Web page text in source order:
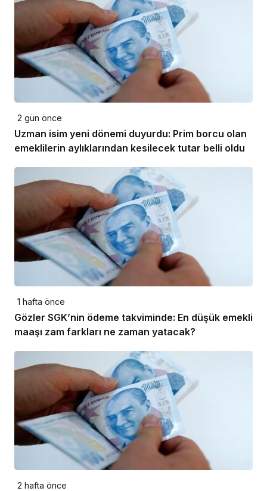
2 gün önce
Uzman isim yeni dönemi duyurdu: Prim borcu olan
emeklilerin aylıklarından kesilecek tutar belli oldu
1 hafta önce
Gözler SGK’nin ödeme takviminde: En düşük emekli
maaşı zam farkları ne zaman yatacak?
2 hafta önce